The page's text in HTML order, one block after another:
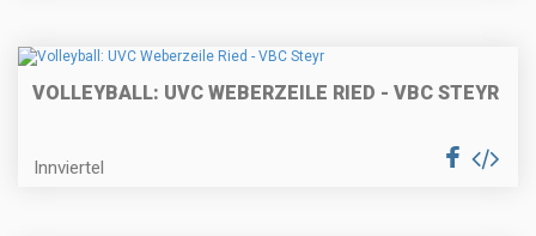
VOLLEYBALL: UVC WEBERZEILE RIED - VBC STEYR
Innviertel